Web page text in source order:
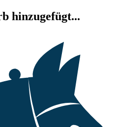
hinzugefügt...